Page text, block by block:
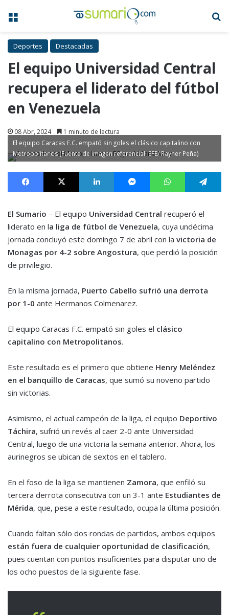
Menú
Deportes Destacadas
El equipo Universidad Central
recupera el liderato del fútbol
en Venezuela
08 Abr, 2024 1 minuto de lectura
El equipo Caracas F.C. empató sin goles el clásico capitalino con
Metropolitanos (Fuente de imagen referencial: EFE/ Rayner Peña)
Facebook X LinkedIn MessengerWhatsApp
El Sumario – El equipo Universidad Central recuperó el
liderato en la liga de fútbol de Venezuela, cuya undécima
jornada concluyó este domingo 7 de abril con la victoria de
Monagas por 4-2 sobre Angostura, que perdió la posición
de privilegio.
En la misma jornada, Puerto Cabello sufrió una derrota
por 1-0 ante Hermanos Colmenarez.
El equipo Caracas F.C. empató sin goles el clásico
capitalino con Metropolitanos.
Este resultado es el primero que obtiene Henry Meléndez
en el banquillo de Caracas, que sumó su noveno partido
sin victorias.
Asimismo, el actual campeón de la liga, el equipo Deportivo
Táchira, sufrió un revés al caer 2-0 ante Universidad
Central, luego de una victoria la semana anterior. Ahora, los
aurinegros se ubican de sextos en el tablero.
En el foso de la liga se mantienen Zamora, que enfiló su
tercera derrota consecutiva con un 3-1 ante Estudiantes de
Mérida, que, pese a este resultado, ocupa la última posición.
Cuando faltan sólo dos rondas de partidos, ambos equipos
están fuera de cualquier oportunidad de clasificación,
pues cuentan con puntos insuficientes para disputar uno de
los ocho puestos de la siguiente fase.